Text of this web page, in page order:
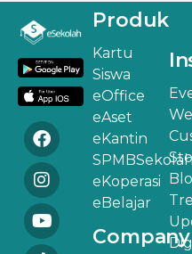
Produk
Kartu
Siswa
eOffice
eAset
eKantin
eKoperasi
eBelajar
Company